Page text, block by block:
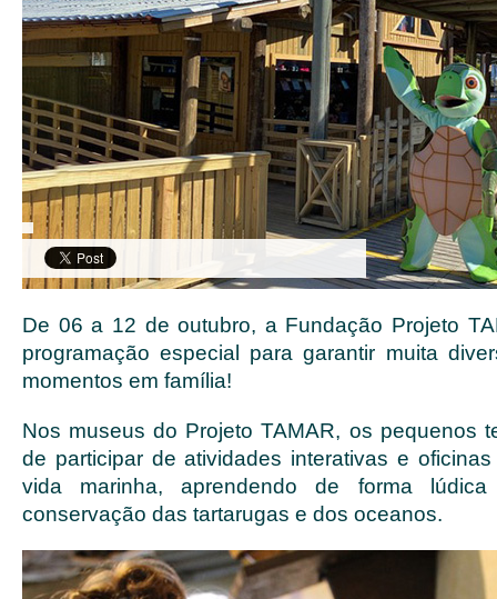
De 06 a 12 de outubro, a Fundação Projeto
programação especial para garantir muita
momentos em família!
Nos museus do Projeto TAMAR, os pequenos
de participar de atividades interativas e
vida marinha, aprendendo de forma
conservação das tartarugas e dos oceanos.